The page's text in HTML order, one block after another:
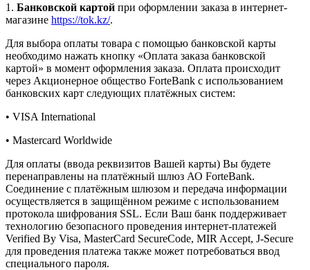
1. Банковской картой при оформлении заказа в интернет-
магазине https://tok.kz/.
Для выбора оплаты товара с помощью банковской карты
необходимо нажать кнопку «Оплата заказа банковской
картой» в момент оформления заказа. Оплата происходит
через Акционерное общество ForteBank с использованием
банковских карт следующих платёжных систем:
• VISA International
• Mastercard Worldwide
Для оплаты (ввода реквизитов Вашей карты) Вы будете
перенаправлены на платёжный шлюз АО ForteBank.
Соединение с платёжным шлюзом и передача информации
осуществляется в защищённом режиме с использованием
протокола шифрования SSL. Если Ваш банк поддерживает
технологию безопасного проведения интернет-платежей
Verified By Visa, MasterCard SecureCode, MIR Accept, J-Secure
для проведения платежа также может потребоваться ввод
специального пароля.